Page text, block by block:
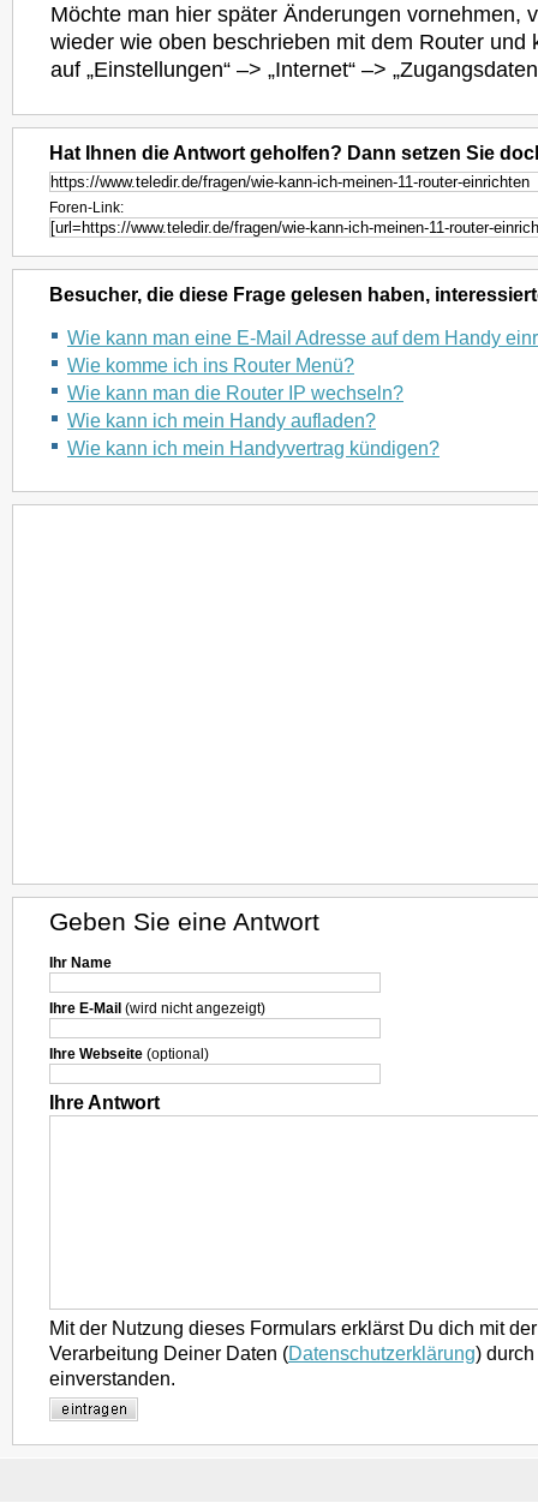
Möchte man hier später Änderungen vornehmen,
wieder wie oben beschrieben mit dem Router und
auf „Einstellungen“ –> „Internet“ –>
Hat Ihnen die Antwort geholfen? Dann setzen Sie
Foren-Link:
Besucher, die diese Frage gelesen haben,
Wie kann man eine E-Mail Adresse auf dem Handy
Wie komme ich ins Router Menü?
Wie kann man die Router IP wechseln?
Wie kann ich mein Handy aufladen?
Wie kann ich mein Handyvertrag kündigen?
Geben Sie eine Antwort
Ihr Name
Ihre E-Mail (wird nicht angezeigt)
Ihre Webseite (optional)
Ihre Antwort
Mit der Nutzung dieses Formulars erklärst Du dich mit
Verarbeitung Deiner Daten (Datenschutzerklärung)
einverstanden.